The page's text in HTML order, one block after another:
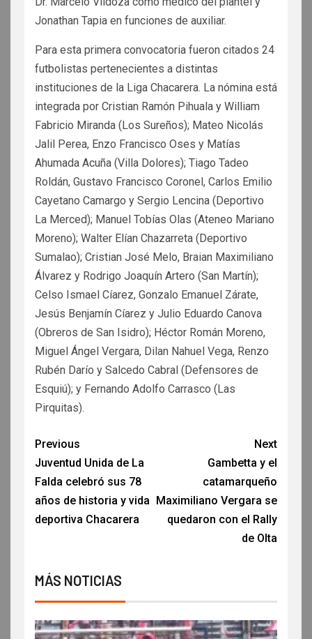
Jonathan Tapia en funciones de auxiliar.
Para esta primera convocatoria fueron citados 24
futbolistas pertenecientes a distintas
instituciones de la Liga Chacarera. La nómina está
integrada por Cristian Ramón Pihuala y William
Fabricio Miranda (Los Sureños); Mateo Nicolás
Jalil Perea, Enzo Francisco Oses y Matías
Ahumada Acuña (Villa Dolores); Tiago Tadeo
Roldán, Gustavo Francisco Coronel, Carlos Emilio
Cayetano Camargo y Sergio Lencina (Deportivo
La Merced); Manuel Tobías Olas (Ateneo Mariano
Moreno); Walter Elían Chazarreta (Deportivo
Sumalao); Cristian José Melo, Braian Maximiliano
Álvarez y Rodrigo Joaquín Artero (San Martín);
Celso Ismael Cíarez, Gonzalo Emanuel Zárate,
Jesús Benjamín Cíarez y Julio Eduardo Canova
(Obreros de San Isidro); Héctor Román Moreno,
Miguel Ángel Vergara, Dilan Nahuel Vega, Renzo
Rubén Darío y Salcedo Cabral (Defensores de
Esquiú); y Fernando Adolfo Carrasco (Las
Pirquitas).
Previous
Juventud Unida de La
Falda celebró sus 78
años de historia y vida
deportiva Chacarera
Next
Gambetta y el
catamarqueño
Maximiliano Vergara se
quedaron con el Rally
de Olta
MÁS NOTICIAS